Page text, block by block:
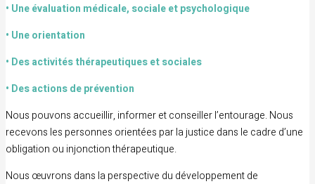
• Une évaluation médicale, sociale et psychologique
• Une orientation
• Des activités thérapeutiques et sociales
• Des actions de prévention
Nous pouvons accueillir, informer et conseiller l’entourage. Nous
recevons les personnes orientées par la justice dans le cadre d’une
obligation ou injonction thérapeutique.
Nous œuvrons dans la perspective du développement de